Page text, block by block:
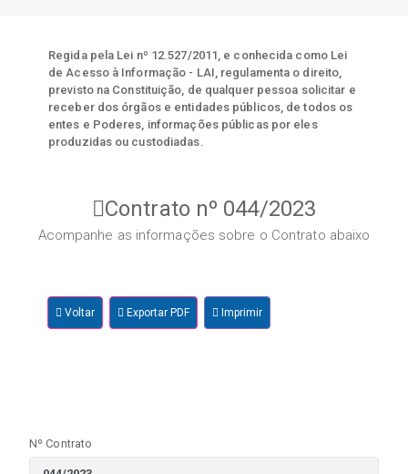
Regida pela Lei nº 12.527/2011, e conhecida como Lei
de Acesso à Informação - LAI, regulamenta o direito,
previsto na Constituição, de qualquer pessoa solicitar e
receber dos órgãos e entidades públicos, de todos os
entes e Poderes, informações públicas por eles
produzidas ou custodiadas.
Contrato nº 044/2023
Acompanhe as informações sobre o Contrato abaixo
Voltar Exportar PDF Imprimir
Nº Contrato